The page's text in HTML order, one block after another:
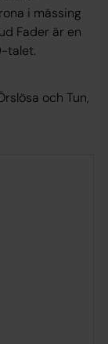
i mässing
Fader är en
talet.
och Tun,